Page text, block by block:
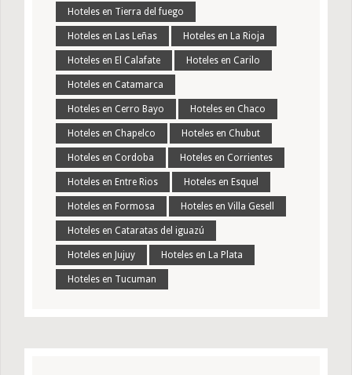
Hoteles en Tierra del fuego
Hoteles en Las Leñas Hoteles en La Rioja
Hoteles en El Calafate Hoteles en Carilo
Hoteles en Catamarca
Hoteles en Cerro Bayo Hoteles en Chaco
Hoteles en Chapelco Hoteles en Chubut
Hoteles en Cordoba Hoteles en Corrientes
Hoteles en Entre Rios Hoteles en Esquel
Hoteles en Formosa Hoteles en Villa Gesell
Hoteles en Cataratas del iguazú
Hoteles en Jujuy Hoteles en La Plata
Hoteles en Tucuman